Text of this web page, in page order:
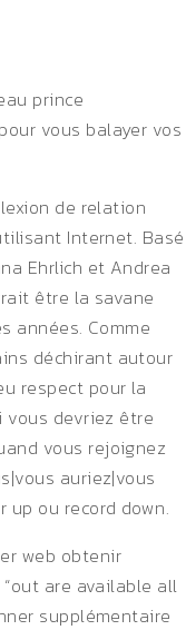
prince
vous balayer vos
de relation
Internet. Basé
Ehrlich et Andrea
être la savane
années. Comme
déchirant autour
respect pour la
vous devriez être
vous rejoignez
auriez|vous
up ou record down.
web obtenir
are available all
supplémentaire